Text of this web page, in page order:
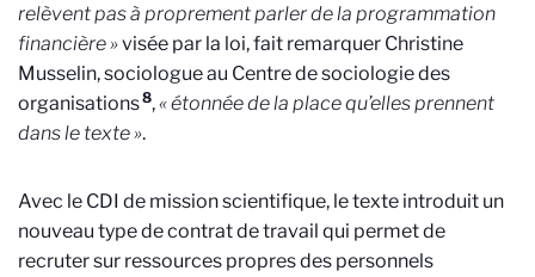
relèvent pas à proprement parler de la programmation
financière »visée par la loi, fait remarquer Christine
Musselin, sociologue au Centre de sociologie des
organisations8,« étonnée de la place qu’elles prennent
dans le texte ».
Avec le CDI de mission scientifique, le texte introduit un
nouveau type de contrat de travail qui permet de
recruter sur ressources propres des personnels